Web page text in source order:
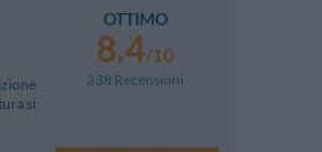
si
OTTIMO
8.4/10
238 Recensioni